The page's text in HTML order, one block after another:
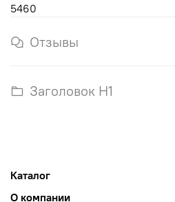
5460
Отзывы
Заголовок H1
Каталог
О компании